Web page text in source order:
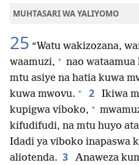
MUHTASARI WA YALIYOMO
25 “Watu wakizozana,
waamuzi, + nao wataamua
mtu asiye na hatia kuwa
kuwa mwovu. + 2
Ikiwa
kupigwa viboko, +
kifudifudi, na mtu huyo
Idadi ya viboko inapaswa
aliotenda. 3 Anaweza